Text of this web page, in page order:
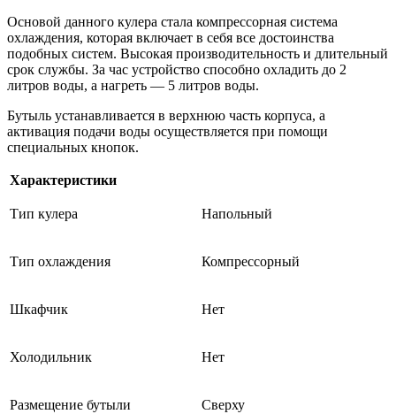
Основой данного кулера стала компрессорная система
охлаждения, которая включает в себя все достоинства
подобных систем. Высокая производительность и длительный
срок службы. За час устройство способно охладить до 2
литров воды, а нагреть — 5 литров воды.
Бутыль устанавливается в верхнюю часть корпуса, а
активация подачи воды осуществляется при помощи
специальных кнопок.
Характеристики
Тип кулера Напольный
Тип охлаждения Компрессорный
Шкафчик Нет
Холодильник Нет
Размещение бутыли Сверху